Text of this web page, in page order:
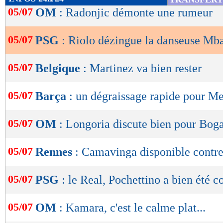
de
OK
05/07 OM : Radonjic démonte une rumeur
05/07 PSG : Riolo dézingue la danseuse
05/07 Belgique : Martinez va bien rester
05/07 Barça : un dégraissage rapide pour
05/07 OM : Longoria discute bien pour
05/07 Rennes : Camavinga disponible
05/07 PSG : le Real, Pochettino a bien été
05/07 OM : Kamara, c'est le calme plat...